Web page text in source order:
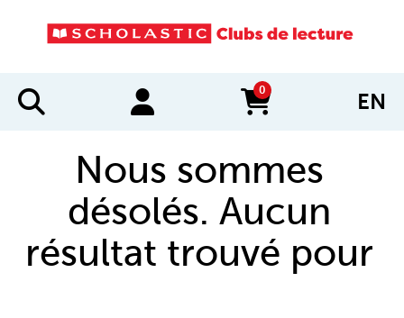
0
items in cart EN
Nous sommes
désolés. Aucun
résultat trouvé pour